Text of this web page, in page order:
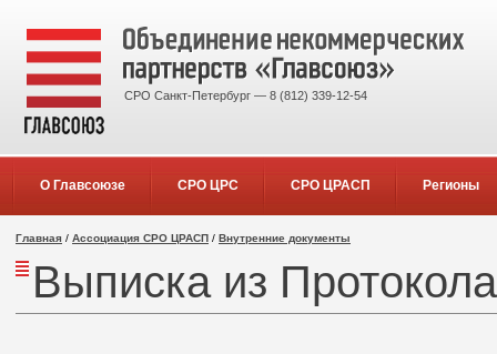
СРО Санкт-Петербург — 8 (812) 339-12-54
О Главсоюзе СРО ЦРС СРО ЦРАСП Регионы
Главная / Ассоциация СРО ЦРАСП / Внутренние документы
Выписка из